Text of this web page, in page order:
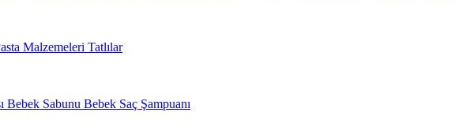
Malzemeleri Tatlılar
Bebek Sabunu Bebek Saç Şampuanı